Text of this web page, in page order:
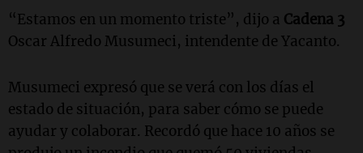
“Estamos en un momento triste”, dijo a Cadena 3
Oscar Alfredo Musumeci, intendente de Yacanto.
Musumeci expresó que se verá con los días el
estado de situación, para saber cómo se puede
ayudar y colaborar. Recordó que hace 10 años se